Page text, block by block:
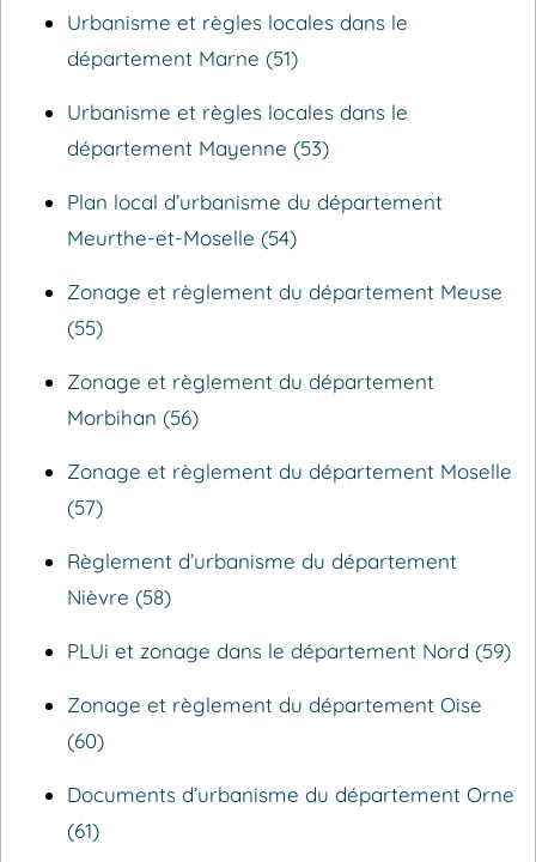
Urbanisme et règles locales dans le
département Marne (51)
Urbanisme et règles locales dans le
département Mayenne (53)
Plan local d’urbanisme du département
Meurthe-et-Moselle (54)
Zonage et règlement du département Meuse
(55)
Zonage et règlement du département
Morbihan (56)
Zonage et règlement du département Moselle
(57)
Règlement d’urbanisme du département
Nièvre (58)
PLUi et zonage dans le département Nord (59)
Zonage et règlement du département Oise
(60)
Documents d’urbanisme du département Orne
(61)